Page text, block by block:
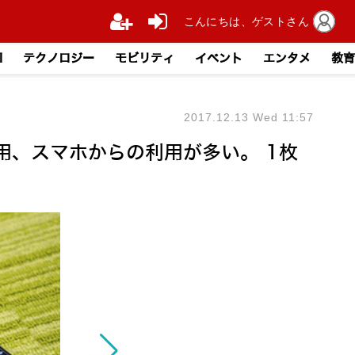
テクノロジー モビリティ イベント エンタメ 教育
スマホからの利用が多い。 1枚
2017.12.13 Wed 11:57
こんにちは、ゲストさん